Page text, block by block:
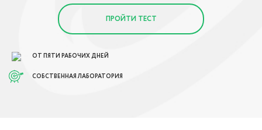
ПРОЙТИ ТЕСТ
ОТ ПЯТИ РАБОЧИХ ДНЕЙ
СОБСТВЕННАЯ ЛАБОРАТОРИЯ